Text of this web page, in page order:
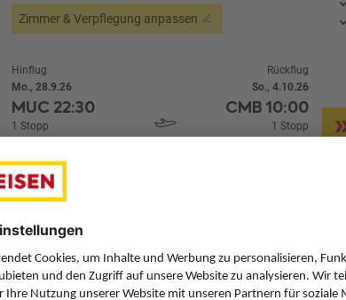
Zimmer & Verpflegung anpassen
Hinflug
Mo., 28.9.26
MUC 22:30
1 Stopp
Rückflug
So., 4.10.26
CMB10:00
1 Stopp
5 Hotelnächte Flug ab München (MUC)